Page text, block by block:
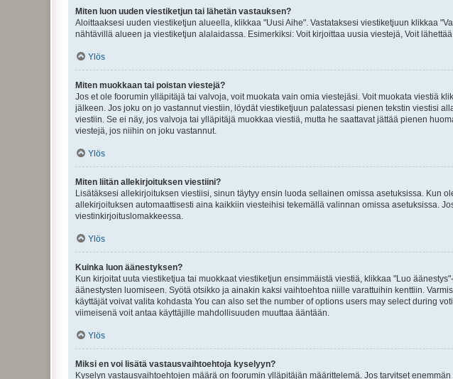
Miten luon uuden viestiketjun tai lähetän vastauksen?
Aloittaaksesi uuden viestiketjun alueella, klikkaa "Uusi Aihe". Vastataksesi viestiketjuun klikkaa
nähtävillä alueen ja viestiketjun alalaidassa. Esimerkiksi: Voit kirjoittaa uusia viestejä, Voit
Ylös
Miten muokkaan tai poistan viestejä?
Jos et ole foorumin ylläpitäjä tai valvoja, voit muokata vain omia viestejäsi. Voit muokata viestiä
jälkeen. Jos joku on jo vastannut viestiin, löydät viestiketjuun palatessasi pienen tekstin viestisi
viestiin. Se ei näy, jos valvoja tai ylläpitäjä muokkaa viestiä, mutta he saattavat jättää pienen
viestejä, jos niihin on joku vastannut.
Ylös
Miten liitän allekirjoituksen viestiini?
Lisätäksesi allekirjoituksen viestiisi, sinun täytyy ensin luoda sellainen omissa asetuksissa. Kun
allekirjoituksen automaattisesti aina kaikkiin viesteihisi tekemällä valinnan omissa asetuksissa.
viestinkirjoituslomakkeessa.
Ylös
Kuinka luon äänestyksen?
Kun kirjoitat uuta viestiketjua tai muokkaat viestiketjun ensimmäistä viestiä, klikkaa "Luo
äänestysten luomiseen. Syötä otsikko ja ainakin kaksi vaihtoehtoa niille varattuihin kenttiin.
käyttäjät voivat valita kohdasta You can also set the number of options users may select during
viimeisenä voit antaa käyttäjille mahdollisuuden muuttaa ääntään.
Ylös
Miksi en voi lisätä vastausvaihtoehtoja kyselyyn?
Kyselyn vastausvaihtoehtojen määrä on foorumin ylläpitäjän määrittelemä. Jos tarvitset